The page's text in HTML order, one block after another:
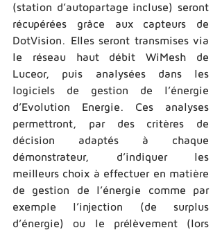
(station d’autopartage incluse) seront
récupérées grâce aux capteurs de
DotVision. Elles seront transmises via
le réseau haut débit WiMesh de
Luceor, puis analysées dans les
logiciels de gestion de l’énergie
d’Evolution Energie. Ces analyses
permettront, par des critères de
décision adaptés à chaque
démonstrateur, d’indiquer les
meilleurs choix à effectuer en matière
de gestion de l’énergie comme par
exemple l’injection (de surplus
d’énergie) ou le prélèvement (lors